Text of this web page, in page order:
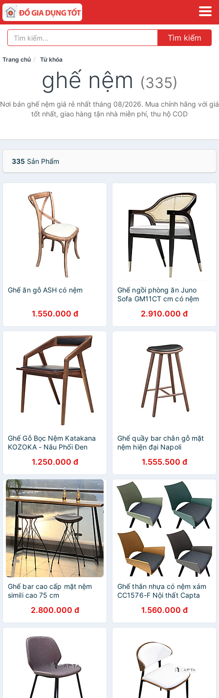
Tìm kiếm
Trang chủ Từ khóa
ghế nệm (335)
Nơi bán ghế nệm giá rẻ nhất tháng 08/2026. Mua chính hãng với giá
tốt nhất, giao hàng tận nhà miễn phí, thu hộ COD
335 Sản Phẩm
Ghế ăn gỗ ASH có nệm
1.550.000 đ
Ghế ngồi phòng ăn Juno
Sofa GM11CT cm có nệm
2.910.000 đ
Ghế Gỗ Bọc Nệm Katakana
KOZOKA - Nâu Phối Đen
1.250.000 đ
Ghế quầy bar chân gỗ mặt
nệm hiện đại Napoli
1.555.500 đ
Ghế bar cao cấp mặt nệm
simili cao 75 cm
2.800.000 đ
Ghế thân nhựa có nệm xám
CC1576-F Nội thất Capta
pp xoay có nệm chân nhựa
đen tại hcm
1.560.000 đ